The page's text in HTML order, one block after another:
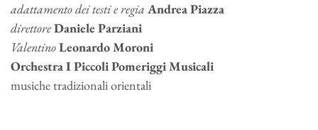
adattamento dei testi e regia Andrea Piazza
direttoreDaniele Parziani
ValentinoLeonardo Moroni
Orchestra I Piccoli Pomeriggi Musicali
musiche tradizionali orientali